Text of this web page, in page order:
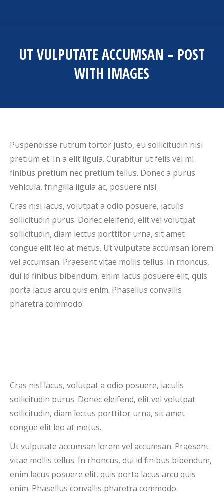
UT VULPUTATE ACCUMSAN – POST
WITH IMAGES
Puspendisse rutrum tortor justo, eu sollicitudin nisl
pretium et. In a elit ligula. Curabitur ut felis vel mi
finibus pretium nec pretium tellus. Donec a purus
vehicula, fringilla ligula ac, posuere nisi.
Cras nisl lacus, volutpat a odio posuere, iaculis
sollicitudin purus. Donec eleifend, elit vel volutpat
sollicitudin, diam lectus porttitor urna, sit amet
congue elit leo at metus. Ut vulputate accumsan lorem
vel accumsan. Praesent vitae mollis tellus. In rhoncus,
dui id finibus bibendum, enim lacus posuere elit, quis
porta lacus arcu quis enim. Phasellus convallis
pharetra commodo.
Cras nisl lacus, volutpat a odio posuere, iaculis
sollicitudin purus. Donec eleifend, elit vel volutpat
sollicitudin, diam lectus porttitor urna, sit amet
congue elit leo at metus.
Ut vulputate accumsan lorem vel accumsan. Praesent
vitae mollis tellus. In rhoncus, dui id finibus bibendum,
enim lacus posuere elit, quis porta lacus arcu quis
enim. Phasellus convallis pharetra commodo.